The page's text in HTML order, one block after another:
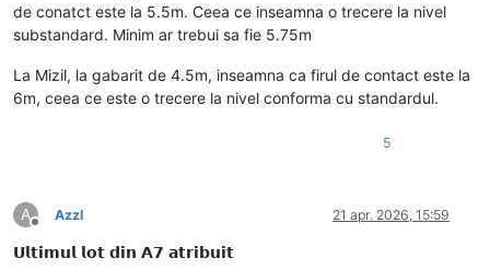
de conatct este la 5.5m. Ceea ce inseamna o trecere la nivel
substandard. Minim ar trebui sa fie 5.75m
La Mizil, la gabarit de 4.5m, inseamna ca firul de contact este la
6m, ceea ce este o trecere la nivel conforma cu standardul.
5
A
Deconectat
Azzl 21 apr. 2026, 15:59
𝗨𝗹𝘁𝗶𝗺𝘂𝗹 𝗹𝗼𝘁 𝗱𝗶𝗻 𝗔𝟳 𝗮𝘁𝗿𝗶𝗯𝘂𝗶𝘁